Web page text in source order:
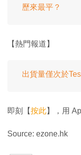
歷來最平？
【熱門報道】
出貨量僅次於
即刻【按此】，用
Source: ezone.hk